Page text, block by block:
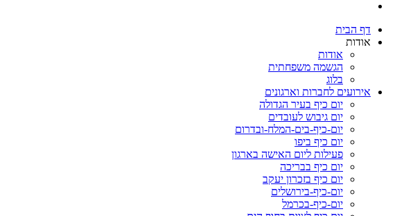
דף הבית
אודות
אודות
הגשמה משפחתית
בלוג
אירועים לחברות וארגונים
יום כיף בעיר הגדולה
יום גיבוש לעובדים
יום-כיף-בים-המלח-ובדרום
יום כיף ביפו
פעילות ליום האישה בארגון
יום כיף בבריכה
יום כיף בזכרון יעקב
יום-כיף-בירושלים
יום-כיף-בכרמל